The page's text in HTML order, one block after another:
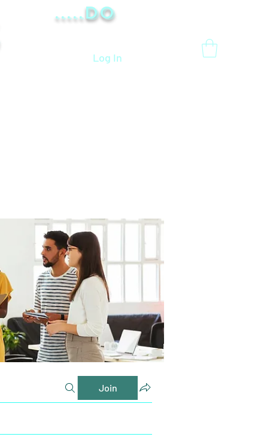
Log In
.....Do
Join